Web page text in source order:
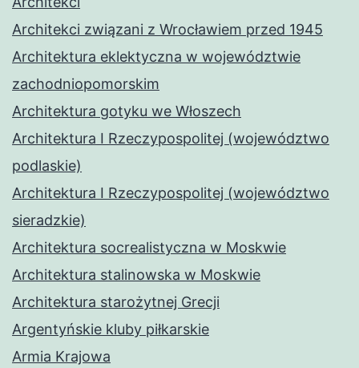
Architekci związani z Wrocławiem przed 1945
Architektura eklektyczna w województwie
zachodniopomorskim
Architektura gotyku we Włoszech
Architektura I Rzeczypospolitej (województwo
podlaskie)
Architektura I Rzeczypospolitej (województwo
sieradzkie)
Architektura socrealistyczna w Moskwie
Architektura stalinowska w Moskwie
Architektura starożytnej Grecji
Argentyńskie kluby piłkarskie
Armia Krajowa